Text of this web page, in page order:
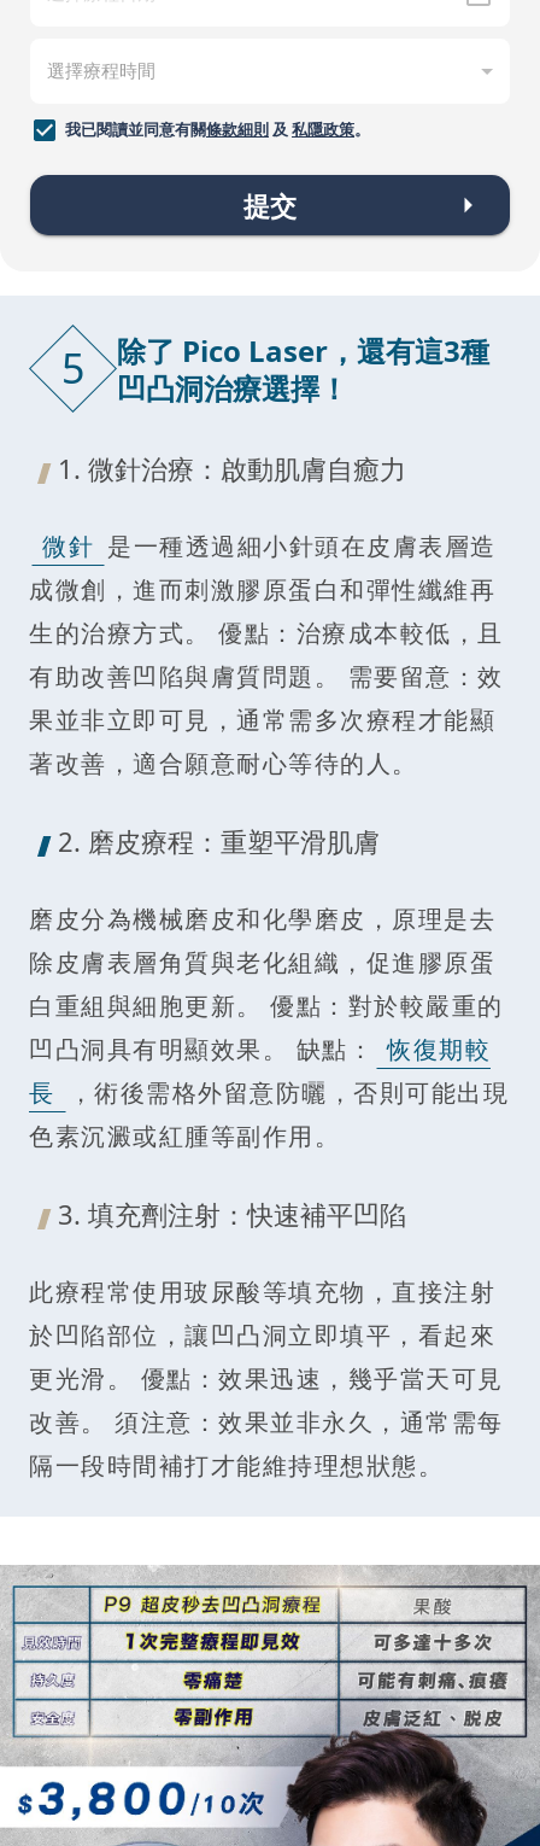
我已閱讀並同意有關條款細則 及 私隱政策。
提交
5
除了 Pico Laser，還有這3種
凹凸洞治療選擇！
1. 微針治療：啟動肌膚自癒力
微針 是一種透過細小針頭在皮膚表層造
成微創，進而刺激膠原蛋白和彈性纖維再
生的治療方式。 優點：治療成本較低，且
有助改善凹陷與膚質問題。 需要留意：效
果並非立即可見，通常需多次療程才能顯
著改善，適合願意耐心等待的人。
2. 磨皮療程：重塑平滑肌膚
磨皮分為機械磨皮和化學磨皮，原理是去
除皮膚表層角質與老化組織，促進膠原蛋
白重組與細胞更新。 優點：對於較嚴重的
凹凸洞具有明顯效果。 缺點：
恢復期較
長
，術後需格外留意防曬，否則可能出現
色素沉澱或紅腫等副作用。
3. 填充劑注射：快速補平凹陷
此療程常使用玻尿酸等填充物，直接注射
於凹陷部位，讓凹凸洞立即填平，看起來
更光滑。 優點：效果迅速，幾乎當天可見
改善。 須注意：效果並非永久，通常需每
隔一段時間補打才能維持理想狀態。